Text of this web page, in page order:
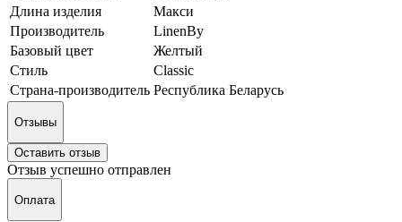
Длина изделия
Макси
Производитель
LinenBy
Базовый цвет
Желтый
Стиль
Classic
Страна-производитель Республика Беларусь
Отзывы
Оставить отзыв
Отзыв успешно отправлен
Оплата